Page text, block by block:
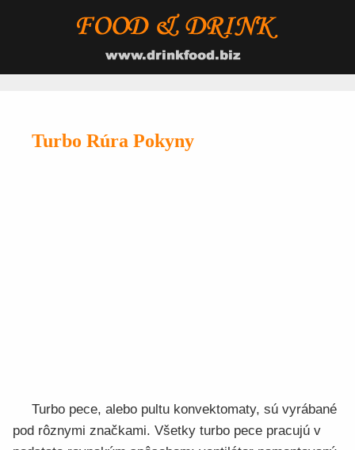
Turbo Rúra Pokyny
Turbo pece, alebo pultu konvektomaty, sú vyrábané
pod rôznymi značkami. Všetky turbo pece pracujú v